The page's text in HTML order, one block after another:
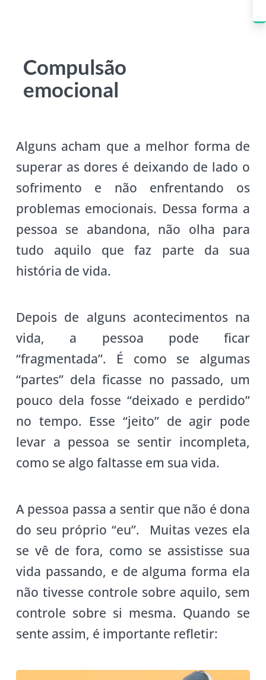
Compulsão
emocional
Alguns acham que a melhor forma de
superar as dores é deixando de lado o
sofrimento e não enfrentando os
problemas emocionais. Dessa forma a
pessoa se abandona, não olha para
tudo aquilo que faz parte da sua
história de vida.
Depois de alguns acontecimentos na
vida, a pessoa pode ficar
“fragmentada”. É como se algumas
“partes” dela ficasse no passado, um
pouco dela fosse “deixado e perdido”
no tempo. Esse “jeito” de agir pode
levar a pessoa se sentir incompleta,
como se algo faltasse em sua vida.
A pessoa passa a sentir que não é dona
do seu próprio “eu”. Muitas vezes ela
se vê de fora, como se assistisse sua
vida passando, e de alguma forma ela
não tivesse controle sobre aquilo, sem
controle sobre si mesma. Quando se
sente assim, é importante refletir: